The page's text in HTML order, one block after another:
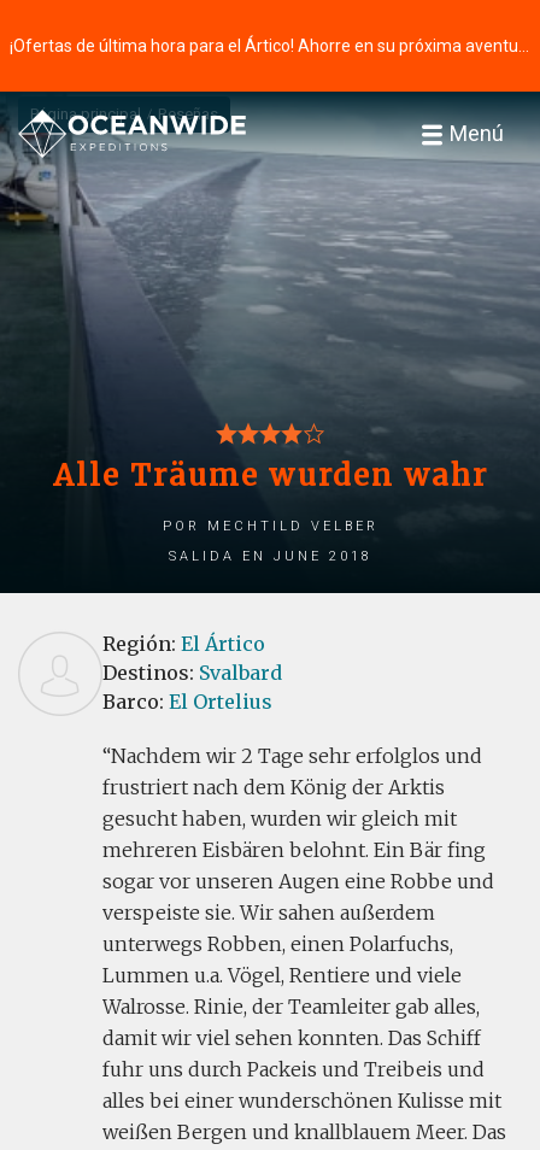
Menú
Página principal Reseñas
Alle Träume wurden wahr
por Mechtild Velber
Salida en June 2018
Región: El Ártico
Destinos: Svalbard
Barco: El Ortelius
Nachdem wir 2 Tage sehr erfolglos und
frustriert nach dem König der Arktis
gesucht haben, wurden wir gleich mit
mehreren Eisbären belohnt. Ein Bär fing
sogar vor unseren Augen eine Robbe und
verspeiste sie. Wir sahen außerdem
unterwegs Robben, einen Polarfuchs,
Lummen u.a. Vögel, Rentiere und viele
Walrosse. Rinie, der Teamleiter gab alles,
damit wir viel sehen konnten. Das Schiff
fuhr uns durch Packeis und Treibeis und
alles bei einer wunderschönen Kulisse mit
weißen Bergen und knallblauem Meer. Das